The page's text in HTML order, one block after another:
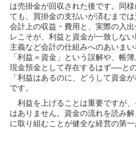
は売掛金が回収された後です。同
ても、買掛金の支払いが済むまでは
会計上の収益・費用と、実際の入
レこそが、利益と資金が一致しな
主義など会計の仕組みへのあいま
「利益＝資金」という誤解や、帳
現金預金として存在するはず──と
「利益はあるのに、どうして資金
です。
利益を上げることは重要ですが
はありません。資金の流れを読み
に取り組むことが健全な経営の第一